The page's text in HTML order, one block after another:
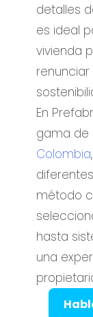
detalles
es ideal
vivienda
En
gama de
Colombia
método
hasta
una